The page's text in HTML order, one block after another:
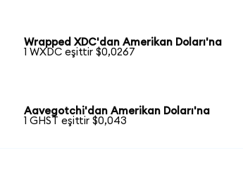
Wrapped XDC'dan Amerikan Doları'na
1 WXDC eşittir $0,0267
Aavegotchi'dan Amerikan Doları'na
1 GHST eşittir $0,043